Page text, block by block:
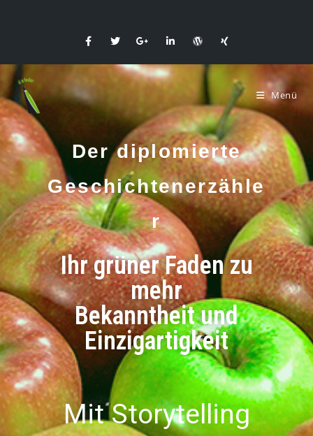
Menü
Der diplomierte
Geschichtenerzähle
r
Ihr grüner Faden zu
mehr
Bekanntheit und
Einzigartigkeit
Mit Storytelling